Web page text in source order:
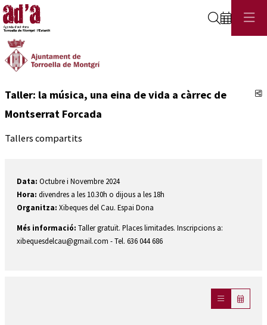
Cerca
Taller: la música, una eina de vida a càrrec de
Montserrat Forcada
Tallers compartits
Data: Octubre i Novembre 2024
Hora: divendres a les 10.30h o dijous a les 18h
Organitza: Xibeques del Cau. Espai Dona
Més informació: Taller gratuït. Places limitades. Inscripcions a:
xibequesdelcau@gmail.com - Tel. 636 044 686